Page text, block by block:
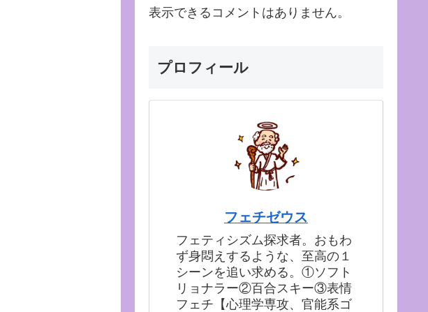
表示できるコメントはありません。
プロフィール
フェチゼウス
フェティシズム探求者。おもわ
ず身悶えするような、至高の１
シーンを追い求める。①ソフト
リョナラー②百合スキー③表情
フェチ【心理学専攻、官能系ゴ